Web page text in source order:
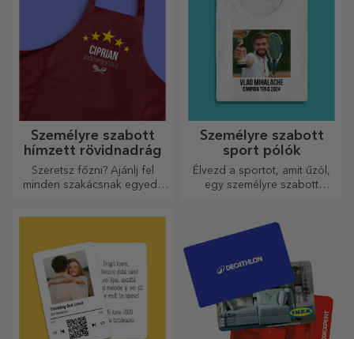
Személyre szabott
hímzett rövidnadrág
Szeretsz főzni? Ajánlj fel
minden szakácsnak egyedi,
Személyre szabott
sport pólók
Élvezd a sportot, amit űzöl,
egy személyre szabott
kedvenced!